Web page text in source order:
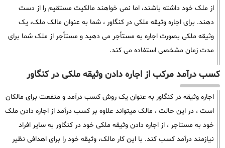
از ملک خود داشته باشند، اما نمی خواهند مالکیت مستقیم را از دست
دهند. برای اجاره وثیقه ملکی در کنگاور ، شما به عنوان مالک ملک، یک
وثیقه ملکی بصورت اجاره به مستأجر می دهید و مستأجر از ملک شما برای
مدت زمان مشخصی استفاده می کند.
کسب درآمد مرکب از اجاره دادن وثیقه ملکی در کنگاور
اجاره وثیقه در کنگاور به عنوان یک روش کسب درآمد و منفعت برای مالکان
است ، در این حالت ، مالک میتواند علاوه بر کسب درآمد از اجاره دادن ملک
خود به مستاجر ، از اجاره دادن وثیقه ملکی خود در کنگاور به سایر افراد
نیازمند درآمد کسب کند. با این کار مالک، وثیقه خود را برای اهدافی نظیر